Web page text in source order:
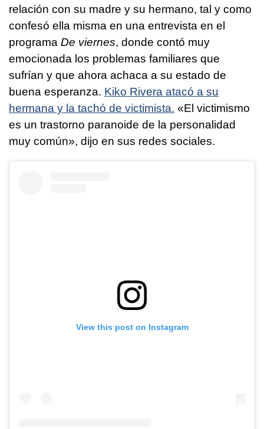
relación con su madre y su hermano, tal y como
confesó ella misma en una entrevista en el
programa De viernes, donde contó muy
emocionada los problemas familiares que
sufrían y que ahora achaca a su estado de
buena esperanza. Kiko Rivera atacó a su
hermana y la tachó de victimista. «El victimismo
es un trastorno paranoide de la personalidad
muy común», dijo en sus redes sociales.
View this post on Instagram